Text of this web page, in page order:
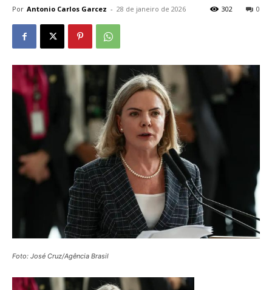
Por Antonio Carlos Garcez - 28 de janeiro de 2026 0
302
Foto: José Cruz/Agência Brasil